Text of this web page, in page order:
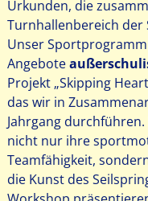
Urkunden, die
Turnhallenbereich der
Unser
Angebote
Projekt „Skipping
das wir in
Jahrgang
nicht nur ihre
Teamfähigkeit,
die Kunst des